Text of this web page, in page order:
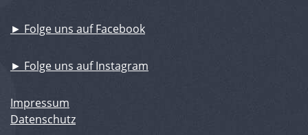
► Folge uns auf Facebook
► Folge uns auf Instagram
Impressum
Datenschutz